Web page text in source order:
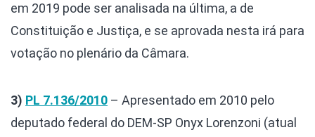
em 2019 pode ser analisada na última, a de
Constituição e Justiça, e se aprovada nesta irá para
votação no plenário da Câmara.
3) PL 7.136/2010 – Apresentado em 2010 pelo
deputado federal do DEM-SP Onyx Lorenzoni (atual